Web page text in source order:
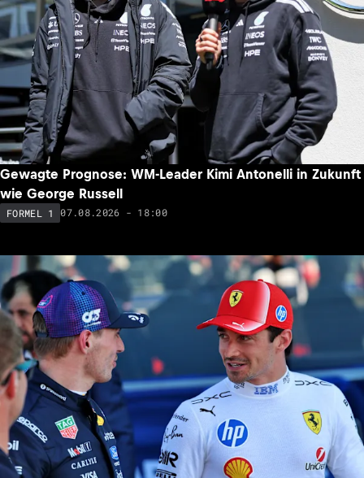
Gewagte Prognose: WM-Leader Kimi Antonelli in Zukunft
wie George Russell
FORMEL 1 07.08.2026 - 18:00